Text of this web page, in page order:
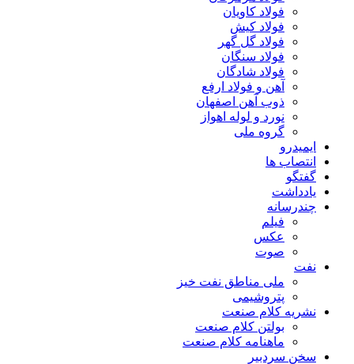
فولاد کاویان
فولاد کیش
فولاد گل گهر
فولاد سنگان
فولاد شادگان
آهن و فولاد ارفع
ذوب آهن اصفهان
نورد و لوله اهواز
گروه ملی
ایمیدرو
انتصاب ها
گفتگو
یادداشت
چندرسانه
فیلم
عکس
صوت
نفت
ملی مناطق نفت خیز
پتروشیمی
نشریه کلام صنعت
بولتن کلام صنعت
ماهنامه کلام صنعت
سخن سردبیر